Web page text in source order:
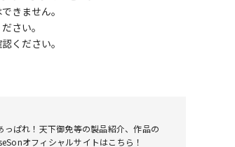
きません。
さい。
ください。
ぱれ！天下御免等の製品紹介、作品の
オフィシャルサイトはこちら！